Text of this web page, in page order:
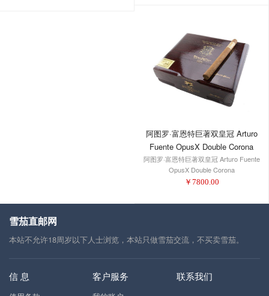
阿图罗·富恩特巨著双皇冠 Arturo
Fuente OpusX Double Corona
阿图罗·富恩特巨著双皇冠 Arturo Fuente
OpusX Double Corona
￥ 7800.00
雪茄直邮网
本站不允许18周岁以下人士浏览，本站只做雪茄交流，不买卖雪茄。
信 息 客户服务 联系我们